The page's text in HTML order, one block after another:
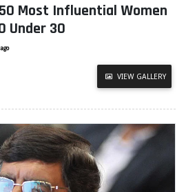
50 Most Influential Women
Under 30
VIEW GALLERY